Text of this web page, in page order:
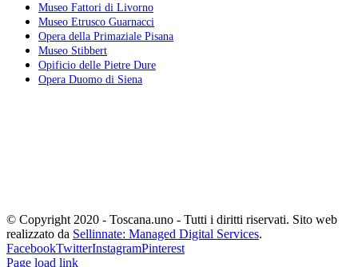
Museo Fattori di Livorno
Museo Etrusco Guarnacci
Opera della Primaziale Pisana
Museo Stibbert
Opificio delle Pietre Dure
Opera Duomo di Siena
© Copyright 2020 - Toscana.uno - Tutti i diritti riservati. Sito web
realizzato da Sellinnate: Managed Digital Services.
FacebookTwitterInstagramPinterest
Page load link